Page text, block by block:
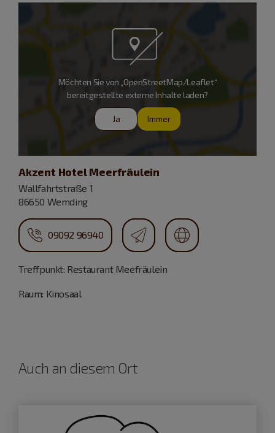
Möchten Sie von „OpenStreetMap/Leaflet“
bereitgestellte externe Inhalte laden?
Ja Immer
Akzent Hotel Meerfräulein
Wallfahrtstraße 1
86650 Wemding
09092 96940
Treffpunkt: Restaurant Meefräulein
Raum: Kinosaal
Auch an diesem Ort